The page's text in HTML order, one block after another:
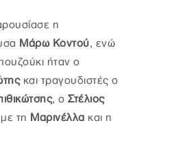
η
Μάρω Κοντού, ενώ
ήταν ο
και τραγουδιστές ο
, ο Στέλιος
τη Μαρινέλλα και η